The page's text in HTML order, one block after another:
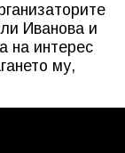
Иванова и
на интерес
му,